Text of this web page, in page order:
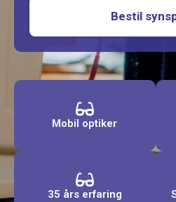
Bestil
Mobil optiker
35 års erfaring